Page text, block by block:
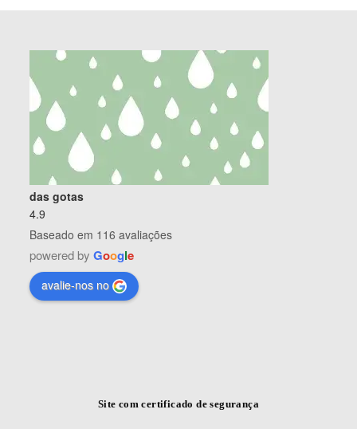
das gotas
4.9
Baseado em 116 avaliações
powered byGoogle
avalie-nos no
Site com certificado de segurança